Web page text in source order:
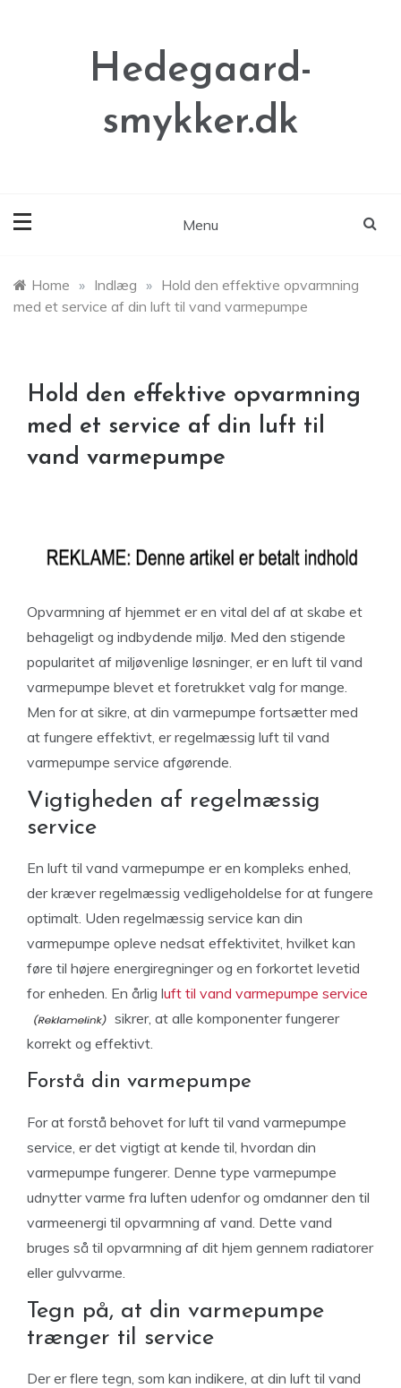
Hedegaard-
smykker.dk
Menu
Home » Indlæg » Hold den effektive opvarmning
med et service af din luft til vand varmepumpe
Hold den effektive opvarmning
med et service af din luft til
vand varmepumpe
Opvarmning af hjemmet er en vital del af at skabe et
behageligt og indbydende miljø. Med den stigende
popularitet af miljøvenlige løsninger, er en luft til vand
varmepumpe blevet et foretrukket valg for mange.
Men for at sikre, at din varmepumpe fortsætter med
at fungere effektivt, er regelmæssig luft til vand
varmepumpe service afgørende.
Vigtigheden af regelmæssig
service
En luft til vand varmepumpe er en kompleks enhed,
der kræver regelmæssig vedligeholdelse for at fungere
optimalt. Uden regelmæssig service kan din
varmepumpe opleve nedsat effektivitet, hvilket kan
føre til højere energiregninger og en forkortet levetid
for enheden. En årlig luft til vand varmepumpe service
sikrer, at alle komponenter fungerer
korrekt og effektivt.
Forstå din varmepumpe
For at forstå behovet for luft til vand varmepumpe
service, er det vigtigt at kende til, hvordan din
varmepumpe fungerer. Denne type varmepumpe
udnytter varme fra luften udenfor og omdanner den til
varmeenergi til opvarmning af vand. Dette vand
bruges så til opvarmning af dit hjem gennem radiatorer
eller gulvvarme.
Tegn på, at din varmepumpe
trænger til service
Der er flere tegn, som kan indikere, at din luft til vand